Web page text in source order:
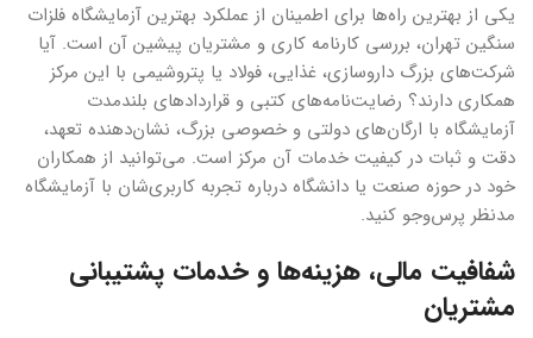
یکی از بهترین راه‌ها برای اطمینان از عملکرد بهترین آزمایشگاه فلزات
سنگین تهران، بررسی کارنامه کاری و مشتریان پیشین آن است. آیا
شرکت‌های بزرگ داروسازی، غذایی، فولاد یا پتروشیمی با این مرکز
همکاری دارند؟ رضایت‌نامه‌های کتبی و قراردادهای بلندمدت
آزمایشگاه با ارگان‌های دولتی و خصوصی بزرگ، نشان‌دهنده تعهد،
دقت و ثبات در کیفیت خدمات آن مرکز است. می‌توانید از همکاران
خود در حوزه صنعت یا دانشگاه درباره تجربه کاربری‌شان با آزمایشگاه
مدنظر پرس‌وجو کنید.
شفافیت مالی، هزینه‌ها و خدمات پشتیبانی
مشتریان